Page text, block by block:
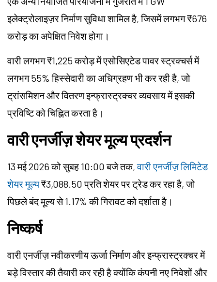
इलेक्ट्रोलाइज़र निर्माण सुविधा शामिल है, जिसमें लगभग ₹676
करोड़ का अपेक्षित निवेश होगा।
वारी लगभग ₹1,225 करोड़ में एसोसिएटेड पावर स्ट्रक्चर्स में
लगभग 55% हिस्सेदारी का अधिग्रहण भी कर रही है, जो
ट्रांसमिशन और वितरण इन्फ्रास्ट्रक्चर व्यवसाय में इसकी
प्रविष्टि को चिह्नित करता है।
वारी एनर्जीज़ शेयर मूल्य प्रदर्शन
13 मई 2026 को सुबह 10:00 बजे तक,वारी एनर्जीज़ लिमिटेड
शेयर मूल्य₹3,088.50 प्रति शेयर पर ट्रेड कर रहा है, जो
पिछले बंद मूल्य से 1.17% की गिरावट को दर्शाता है।
निष्कर्ष
वारी एनर्जीज़ नवीकरणीय ऊर्जा निर्माण और इन्फ्रास्ट्रक्चर में
बड़े विस्तार की तैयारी कर रही है क्योंकि कंपनी नए निवेशों और